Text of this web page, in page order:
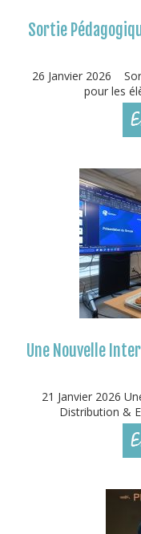
Sortie
26 Janvier 2026
pour les
Une Nouvelle
21 Janvier 2026
Distribution &